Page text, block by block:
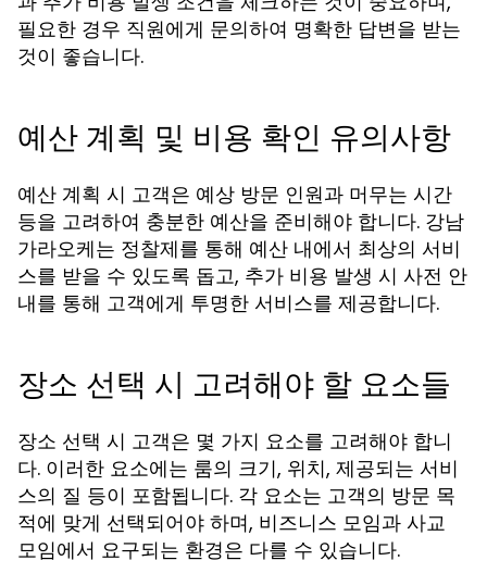
필요한 경우 직원에게 문의하여 명확한 답변을 받는
것이 좋습니다.
예산 계획 및 비용 확인 유의사항
예산 계획 시 고객은 예상 방문 인원과 머무는 시간
등을 고려하여 충분한 예산을 준비해야 합니다. 강남
가라오케는 정찰제를 통해 예산 내에서 최상의 서비
스를 받을 수 있도록 돕고, 추가 비용 발생 시 사전 안
내를 통해 고객에게 투명한 서비스를 제공합니다.
장소 선택 시 고려해야 할 요소들
장소 선택 시 고객은 몇 가지 요소를 고려해야 합니
다. 이러한 요소에는 룸의 크기, 위치, 제공되는 서비
스의 질 등이 포함됩니다. 각 요소는 고객의 방문 목
적에 맞게 선택되어야 하며, 비즈니스 모임과 사교
모임에서 요구되는 환경은 다를 수 있습니다.